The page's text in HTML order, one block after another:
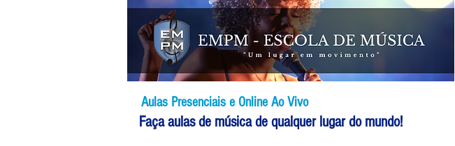
Aulas Presenciais e Online Ao Vivo
Faça aulas de música de qualquer lugar do mundo!